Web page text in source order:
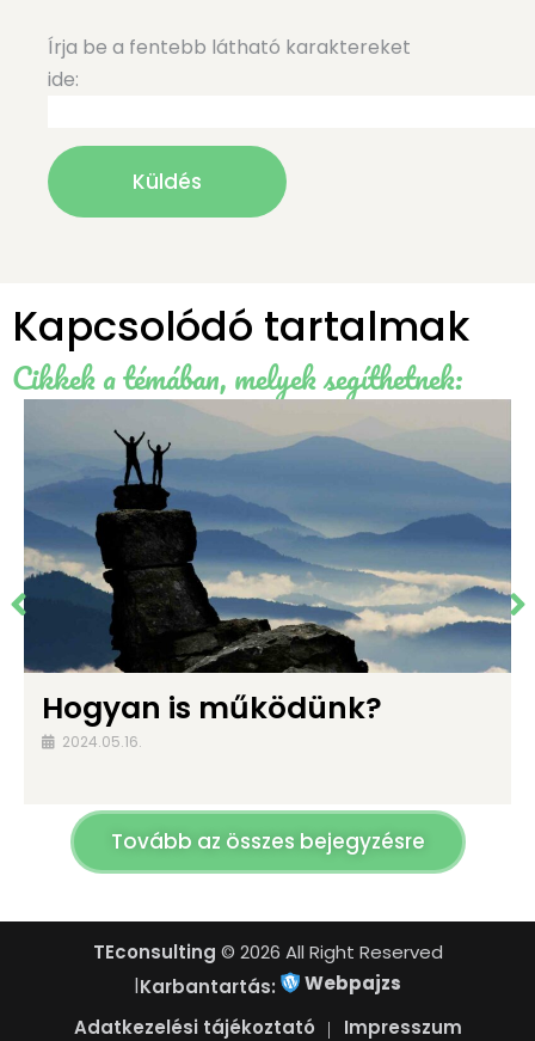
Írja be a fentebb látható karaktereket
ide:
Kapcsolódó tartalmak
Cikkek a témában, melyek segíthetnek:
Hogyan is működünk?
2024.05.16.
Tovább az összes bejegyzésre
TEconsulting © 2026 All Right Reserved
|Karbantartás:
Webpajzs
Adatkezelési tájékoztató
Impresszum